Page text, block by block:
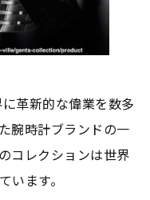
革新的な偉業を数多
腕時計ブランドの一
コレクションは世界
います。